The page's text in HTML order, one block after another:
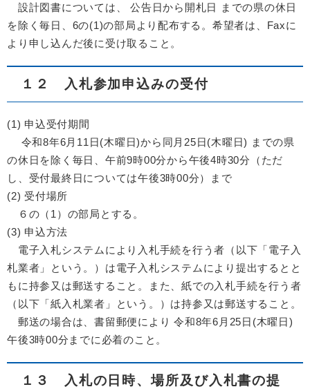
設計図書については、 公告日から開札日 までの県の休日
を除く毎日、6の(1)の部局より配布する。希望者は、Faxに
より申し込んだ後に受け取ること。
１２ 入札参加申込みの受付
(1) 申込受付期間
令和8年6月11日(木曜日)から同月25日(木曜日) までの県
の休日を除く毎日、午前9時00分から午後4時30分（ただ
し、受付最終日については午後3時00分）まで
(2) 受付場所
６の（1）の部局とする。
(3) 申込方法
電子入札システムにより入札手続を行う者（以下「電子入
札業者」という。）は電子入札システムにより提出するとと
もに持参又は郵送すること。また、紙での入札手続を行う者
（以下「紙入札業者」という。）は持参又は郵送すること。
郵送の場合は、書留郵便により 令和8年6月25日(木曜日)
午後3時00分までに必着のこと。
１３ 入札の日時、場所及び入札書の提